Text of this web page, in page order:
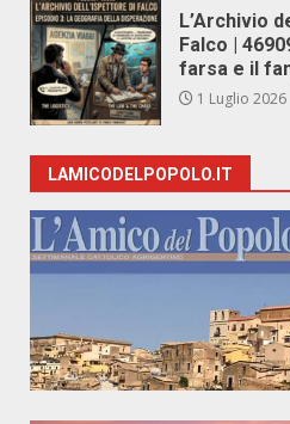
L’Archivio
Falco |
farsa e il
1 Luglio 2026
LAMICODELPOPOLO.IT